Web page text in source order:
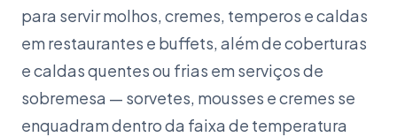
para servir molhos, cremes, temperos e caldas
em restaurantes e buffets, além de coberturas
e caldas quentes ou frias em serviços de
sobremesa — sorvetes, mousses e cremes se
enquadram dentro da faixa de temperatura